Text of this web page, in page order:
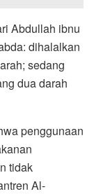
Abdullah ibnu
dihalalkan
sedang
dua darah
penggunaan
tidak
Al-